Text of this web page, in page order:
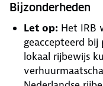
Bijzonderheden
Let op: Het IRB
geaccepteerd
lokaal rijbewijs